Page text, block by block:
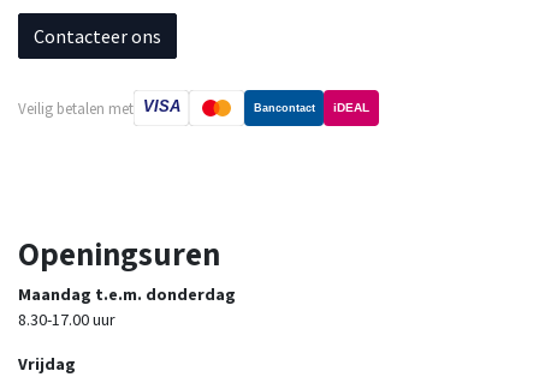
Contacteer ons
Veilig betalen met VISA Bancontact iDEAL
Openingsuren
Maandag t.e.m. donderdag
8.30-17.00 uur
Vrijdag